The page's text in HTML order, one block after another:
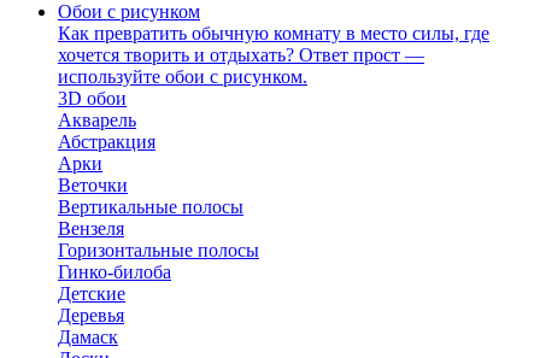
Обои с рисунком
Как превратить обычную комнату в место силы, где
хочется творить и отдыхать? Ответ прост —
используйте обои с рисунком.
3D обои
Акварель
Абстракция
Арки
Веточки
Вертикальные полосы
Вензеля
Горизонтальные полосы
Гинко-билоба
Детские
Деревья
Дамаск